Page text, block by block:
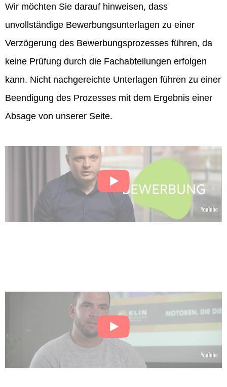
Wir möchten Sie darauf hinweisen, dass
unvollständige Bewerbungsunterlagen zu einer
Verzögerung des Bewerbungsprozesses führen, da
keine Prüfung durch die Fachabteilungen erfolgen
kann. Nicht nachgereichte Unterlagen führen zu einer
Beendigung des Prozesses mit dem Ergebnis einer
Absage von unserer Seite.